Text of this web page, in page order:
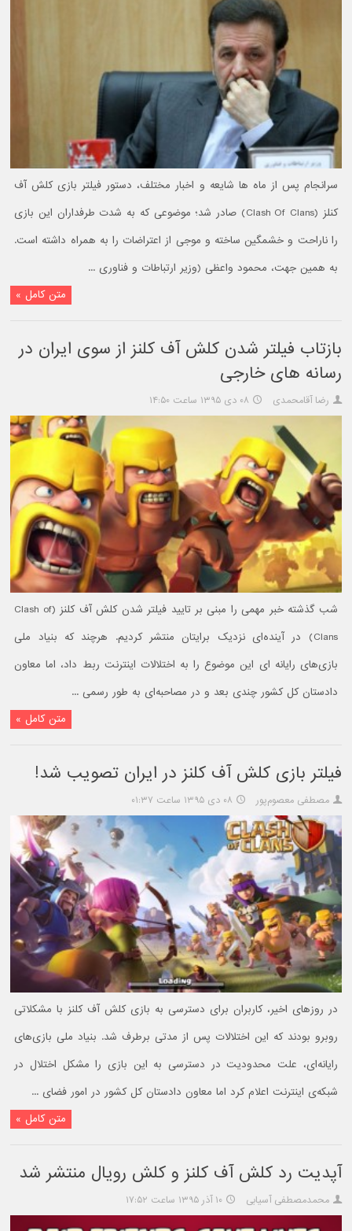
سرانجام پس از ماه ها شایعه و اخبار مختلف، دستور فیلتر بازی کلش آف
کنلز (Clash Of Clans) صادر شد؛ موضوعی که به شدت طرفداران این بازی
را ناراحت و خشمگین ساخته و موجی از اعتراضات را به همراه داشته است.
به همین جهت، محمود واعظی (وزیر ارتباطات و فناوری ...
متن کامل »
بازتاب فیلتر شدن کلش آف کلنز از سوی ایران در
رسانه های خارجی
رضا آقامحمدی ۰۸ دی ۱۳۹۵ ساعت ۱۴:۵۰
شب گذشته خبر مهمی را مبنی بر تایید فیلتر شدن کلش آف کلنز (Clash of
Clans) در آینده‌ای نزدیک برایتان منتشر کردیم. هرچند که بنیاد ملی
بازی‌های رایانه ای این موضوع را به اختلالات اینترنت ربط داد، اما معاون
دادستان کل کشور چندی بعد و در مصاحبه‌ای به طور رسمی ...
متن کامل »
فیلتر بازی کلش آف کلنز در ایران تصویب شد!
مصطفی معصوم‌پور ۰۸ دی ۱۳۹۵ ساعت ۰۱:۳۷
در روزهای اخیر، کاربران برای دسترسی به بازی کلش آف کلنز با مشکلاتی
روبرو بودند که این اختلالات پس از مدتی برطرف شد. بنیاد ملی بازی‌های
رایانه‌ای، علت محدودیت در دسترسی به این بازی را مشکل اختلال در
شبکه‌ی اینترنت اعلام کرد اما معاون دادستان کل کشور در امور فضای ...
متن کامل »
آپدیت رد کلش آف کلنز و کلش رویال منتشر شد
محمدمصطفی آسیابی ۱۰ آذر ۱۳۹۵ ساعت ۱۷:۵۲